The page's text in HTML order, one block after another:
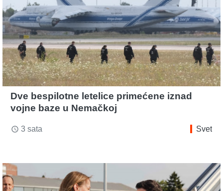
Dve bespilotne letelice primećene iznad
vojne baze u Nemačkoj
access_time 3 sata Svet